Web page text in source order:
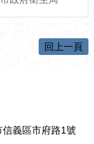
回上一頁
義區市府路1號